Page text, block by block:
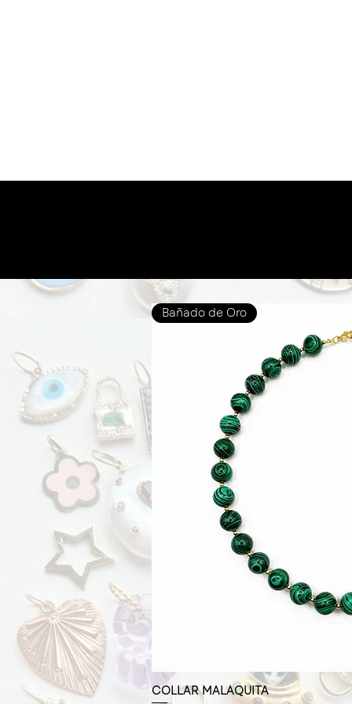
Vista
Bañado de Oro
COLLAR MALAQUITA